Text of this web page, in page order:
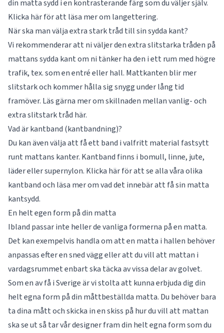
din matta sydd i en kontrasterande färg som du väljer själv.
Klicka här för att läsa mer om langettering.
När ska man välja extra stark tråd till sin sydda kant?
Vi rekommenderar att ni väljer den extra slitstarka tråden på
mattans sydda kant om ni tänker ha den i ett rum med högre
trafik, tex. som en entré eller hall. Mattkanten blir mer
slitstark och kommer hålla sig snygg under lång tid
framöver. Läs gärna mer om skillnaden mellan vanlig- och
extra slitstark tråd här.
Vad är kantband (kantbandning)?
Du kan även välja att få ett band i valfritt material fastsytt
runt mattans kanter. Kantband finns i bomull, linne, jute,
läder eller supernylon. Klicka här för att se alla våra olika
kantbandoch läsa mer om vad det innebär att få sin matta
kantsydd.
En helt egen form på din matta
Ibland passar inte heller de vanliga formerna på en matta.
Det kan exempelvis handla om att en matta i hallen behöver
anpassas efter en sned vägg eller att du vill att mattan i
vardagsrummet enbart ska täcka av vissa delar av golvet.
Som en av få i Sverige är vi stolta att kunna erbjuda dig din
helt egna form på din måttbeställda matta. Du behöver bara
ta dina mått och skicka in en skiss på hur du vill att mattan
ska se ut så tar vår designer fram din helt egna form som du